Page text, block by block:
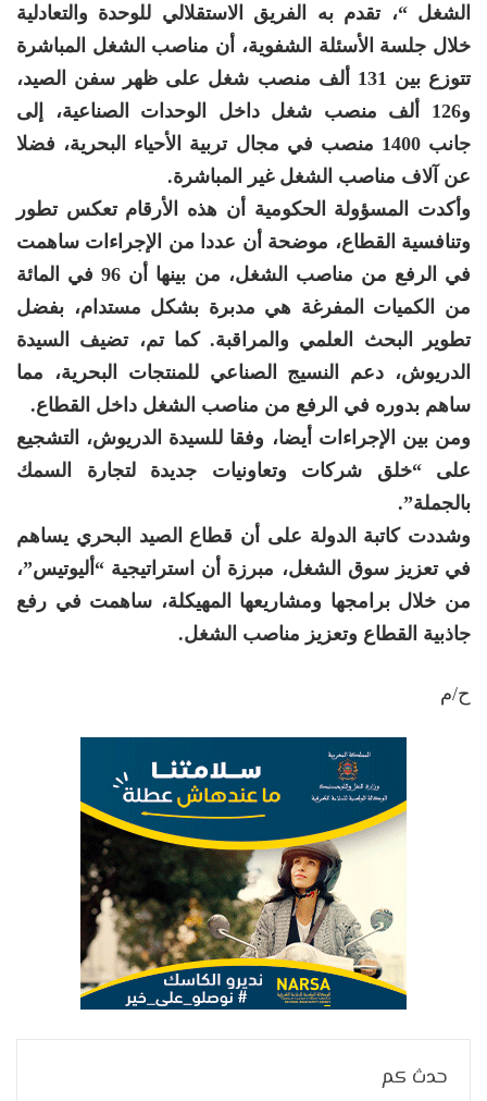
الشغل “، تقدم به الفريق الاستقلالي للوحدة والتعادلية
خلال جلسة الأسئلة الشفوية، أن مناصب الشغل المباشرة
تتوزع بين 131 ألف منصب شغل على ظهر سفن الصيد،
و126 ألف منصب شغل داخل الوحدات الصناعية، إلى
جانب 1400 منصب في مجال تربية الأحياء البحرية، فضلا
عن آلاف مناصب الشغل غير المباشرة.
وأكدت المسؤولة الحكومية أن هذه الأرقام تعكس تطور
وتنافسية القطاع، موضحة أن عددا من الإجراءات ساهمت
في الرفع من مناصب الشغل، من بينها أن 96 في المائة
من الكميات المفرغة هي مدبرة بشكل مستدام، بفضل
تطوير البحث العلمي والمراقبة. كما تم، تضيف السيدة
الدريوش، دعم النسيج الصناعي للمنتجات البحرية، مما
ساهم بدوره في الرفع من مناصب الشغل داخل القطاع.
ومن بين الإجراءات أيضا، وفقا للسيدة الدريوش، التشجيع
على “خلق شركات وتعاونيات جديدة لتجارة السمك
بالجملة”.
وشددت كاتبة الدولة على أن قطاع الصيد البحري يساهم
في تعزيز سوق الشغل، مبرزة أن استراتيجية “أليوتيس”،
من خلال برامجها ومشاريعها المهيكلة، ساهمت في رفع
جاذبية القطاع وتعزيز مناصب الشغل.
ح/م
حدث كم